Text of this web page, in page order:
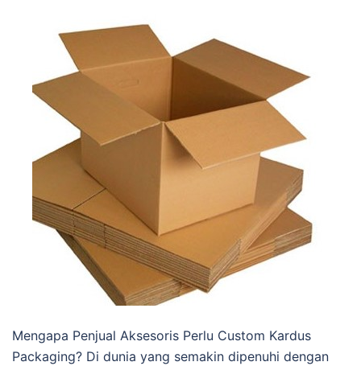
Mengapa Penjual Aksesoris Perlu Custom Kardus
Packaging? Di dunia yang semakin dipenuhi dengan